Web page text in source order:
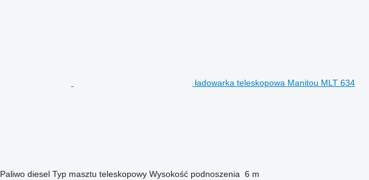
ładowarka teleskopowa Manitou MLT 634
Paliwo diesel Typ masztu teleskopowy Wysokość podnoszenia 6 m